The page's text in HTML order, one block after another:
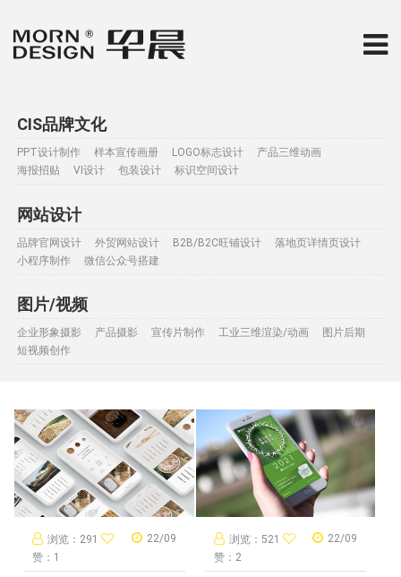
CIS品牌文化
PPT设计制作 样本宣传画册 LOGO标志设计
产品三维动画
海报招贴
VI设计 包装设计 标识空间设计
网站设计
品牌官网设计 外贸网站设计 B2B/B2C旺铺设计
落地页详情页设计
小程序制作
微信公众号搭建
图片/视频
企业形象摄影 产品摄影 宣传片制作 工业三维渲染/动画
图片后期
短视频创作
浏览：291
赞：1
22/09
浏览：521
赞：2
22/09